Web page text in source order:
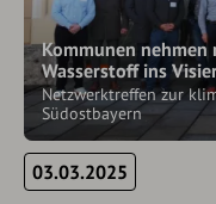
Kommunen
Wasserstoff ins
Netzwerktreffen zur
Südostbayern
03.03.2025